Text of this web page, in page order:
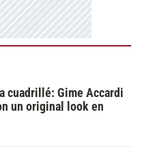
cuadrillé: Gime Accardi
un original look en